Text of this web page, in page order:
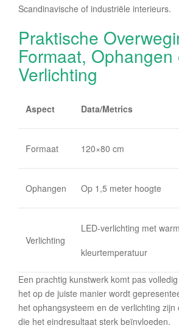
Scandinavische of industriële interieurs.
Praktische
Formaat, Ophangen
Verlichting
Aspect Data/Metrics
Formaat 120×80 cm
Ophangen Op 1,5 meter hoogte
Verlichting
LED-verlichting met
kleurtemperatuur
Een prachtig kunstwerk komt pas
het op de juiste manier wordt
het ophangsysteem en de verlichting zijn
die het eindresultaat sterk beïnvloeden.